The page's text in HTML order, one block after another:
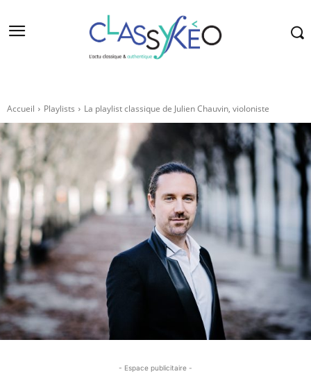
Accueil Playlists La playlist classique de Julien Chauvin, violoniste
- Espace publicitaire -